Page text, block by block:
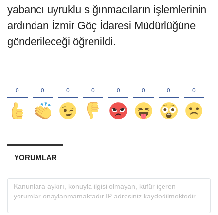
yabancı uyruklu sığınmacıların işlemlerinin
ardından İzmir Göç İdaresi Müdürlüğüne
gönderileceği öğrenildi.
YORUMLAR